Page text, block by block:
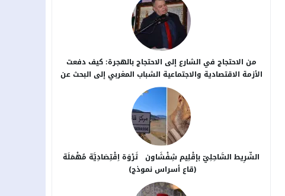
من الاحتجاج في الشارع إلى الاحتجاج بالهجرة: كيف دفعت
الأزمة الاقتصادية والاجتماعية الشباب المغربي إلى البحث عن
بدائل خارج الوطن؟
الشَّرِيط السَّاحِلِيّ بإقْلِيم شِفْشَاون ثَرْوَة اِقْتِصَادِيَّة مُهْمَلَة
(قاع أسراس نموذج)